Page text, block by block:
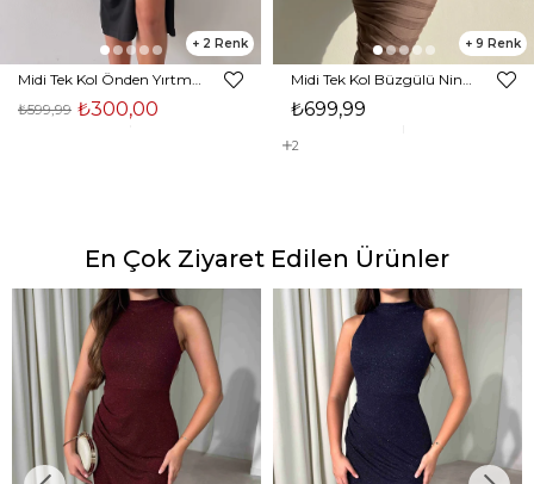
2
₺300,00
₺599,99
9
₺699,99
2
En Çok Ziyaret Edilen Ürünler